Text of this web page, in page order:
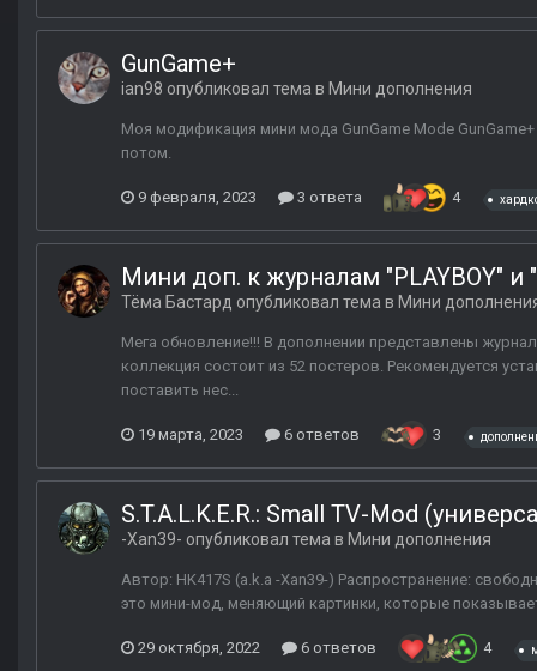
GunGame+
ian98 опубликовал тема в Мини дополнения
Моя модификация мини мода GunGame Mode
потом.
9 февраля, 2023 3 ответа 4
Мини доп. к журналам "PLAYBOY" и
Тёма Бастард опубликовал тема в Мини
Мега обновление!!! В дополнении представлены
коллекция состоит из 52 постеров. Рекомендуется
поставить нес...
19 марта, 2023 6 ответов 3
S.T.A.L.K.E.R.: Small TV-Mod
-Xan39- опубликовал тема в Мини дополнения
Автор: HK417S (a.k.a -Xan39-) Распространение:
это мини-мод, меняющий картинки, которые
29 октября, 2022 6 ответов 4